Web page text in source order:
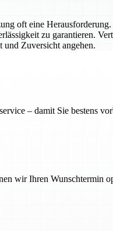
oft eine
zu garantieren.
Zuversicht angehen.
– damit Sie bestens
wir Ihren Wunschtermin